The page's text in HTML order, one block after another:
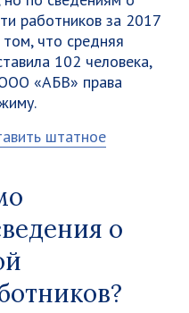
работников за 2017
что средняя
102 человека,
«АБВ» права
штатное
о